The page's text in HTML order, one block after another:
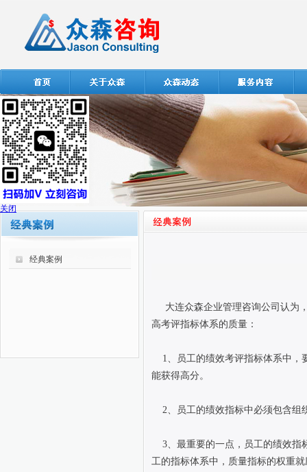
经典案例
大连众森企业管理咨询公司认为
高考评指标体系的质量：
1、员工的绩效考评指标体系中，
能获得高分。
2、员工的绩效指标中必须包含组
3、最重要的一点，员工的绩效指
工的指标体系中，质量指标的权重
关闭